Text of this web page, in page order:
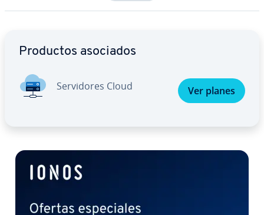
Productos asociados
Se­r­vi­do­res Cloud Ver planes